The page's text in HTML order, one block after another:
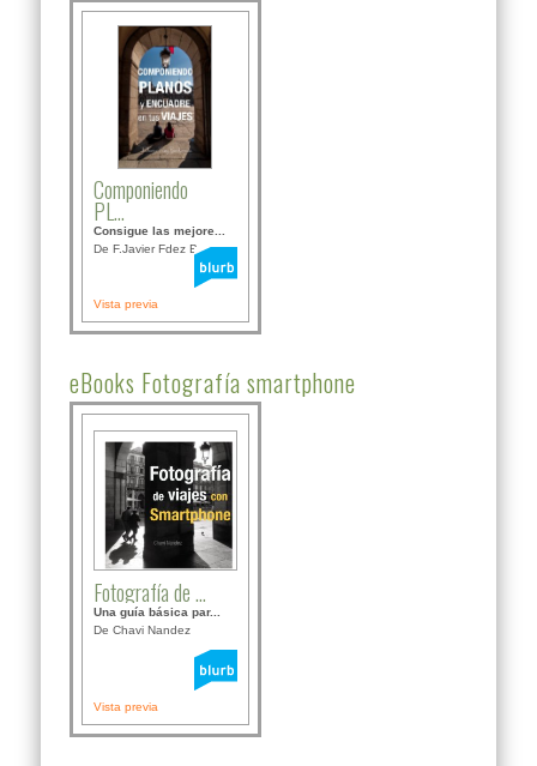
Componiendo
PL...
Consigue las mejore...
De F.Javier Fdez Bor...
Vista previa
eBooks Fotografía smartphone
Fotografía de ...
Una guía básica par...
De Chavi Nandez
Vista previa